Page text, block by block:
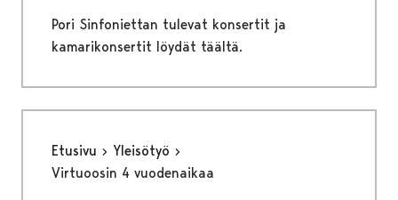
Pori Sinfoniettan tulevat konsertit ja
kamarikonsertit löydät täältä.
Etusivu
Yleisötyö
Virtuoosin 4 vuodenaikaa